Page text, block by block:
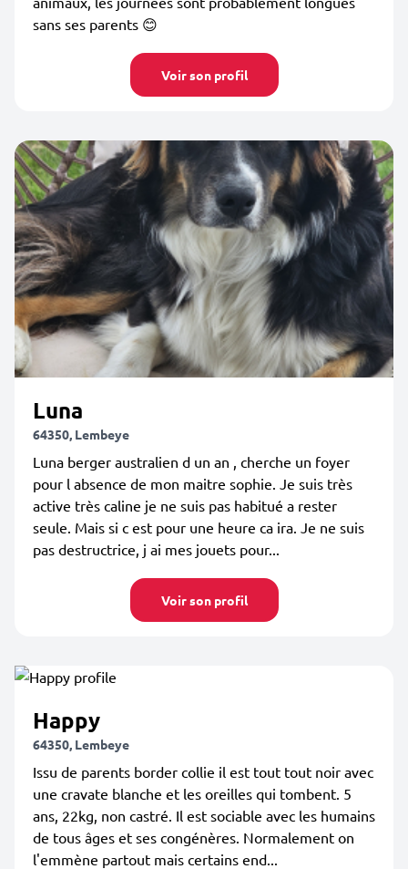
sans ses parents 😊
Voir son profil
Luna
64350, Lembeye
Luna berger australien d un an , cherche un foyer
pour l absence de mon maitre sophie. Je suis très
active très caline je ne suis pas habitué a rester
seule. Mais si c est pour une heure ca ira. Je ne suis
pas destructrice, j ai mes jouets pour...
Voir son profil
Happy
64350, Lembeye
Issu de parents border collie il est tout tout noir avec
une cravate blanche et les oreilles qui tombent. 5
ans, 22kg, non castré. Il est sociable avec les humains
de tous âges et ses congénères. Normalement on
l'emmène partout mais certains end...